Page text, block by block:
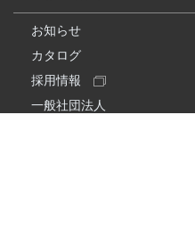
お知らせ
カタログ
採用情報
一般社団法人